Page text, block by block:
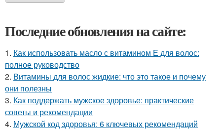
Последние обновления на сайте:
1. Как использовать масло с витамином Е для волос:
полное руководство
2. Витамины для волос жидкие: что это такое и почему
они полезны
3. Как поддержать мужское здоровье: практические
советы и рекомендации
4. Мужской код здоровья: 6 ключевых рекомендаций